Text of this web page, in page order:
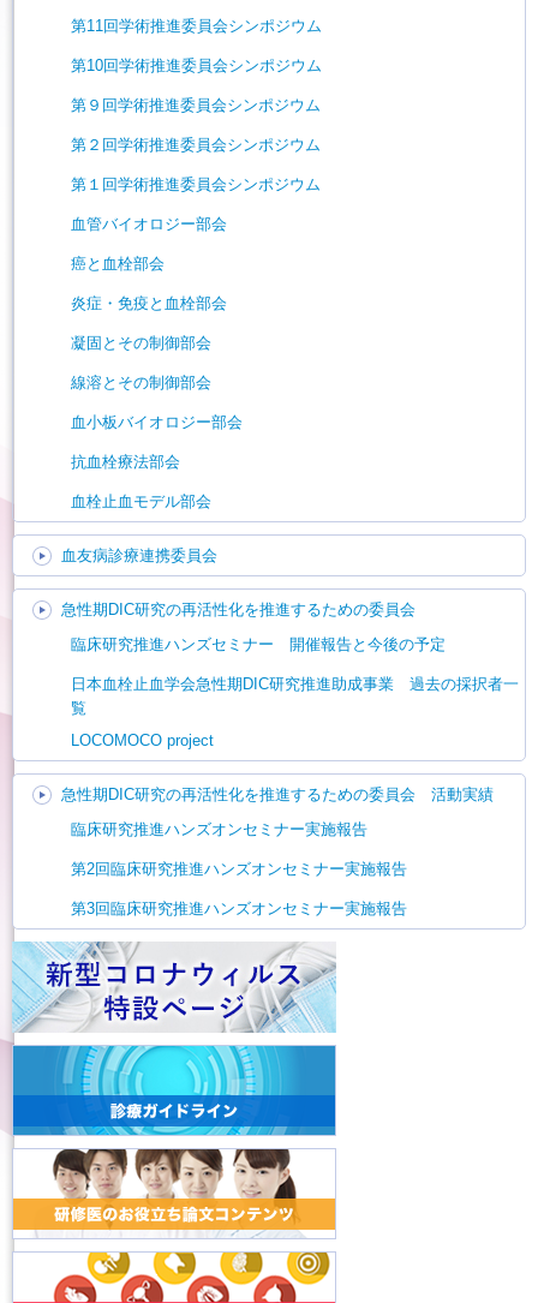
第11回学術推進委員会シンポジウム
第10回学術推進委員会シンポジウム
第９回学術推進委員会シンポジウム
第２回学術推進委員会シンポジウム
第１回学術推進委員会シンポジウム
血管バイオロジー部会
癌と血栓部会
炎症・免疫と血栓部会
凝固とその制御部会
線溶とその制御部会
血小板バイオロジー部会
抗血栓療法部会
血栓止血モデル部会
血友病診療連携委員会
急性期DIC研究の再活性化を推進するための委員会
臨床研究推進ハンズセミナー 開催報告と今後の予定
日本血栓止血学会急性期DIC研究推進助成事業 過去の採択者一
覧
LOCOMOCO project
急性期DIC研究の再活性化を推進するための委員会 活動実績
臨床研究推進ハンズオンセミナー実施報告
第2回臨床研究推進ハンズオンセミナー実施報告
第3回臨床研究推進ハンズオンセミナー実施報告